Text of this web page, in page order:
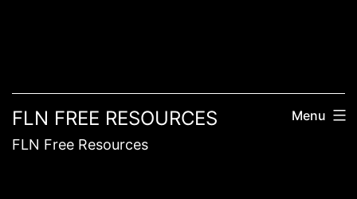
FLN FREE RESOURCES
FLN Free Resources
Menu